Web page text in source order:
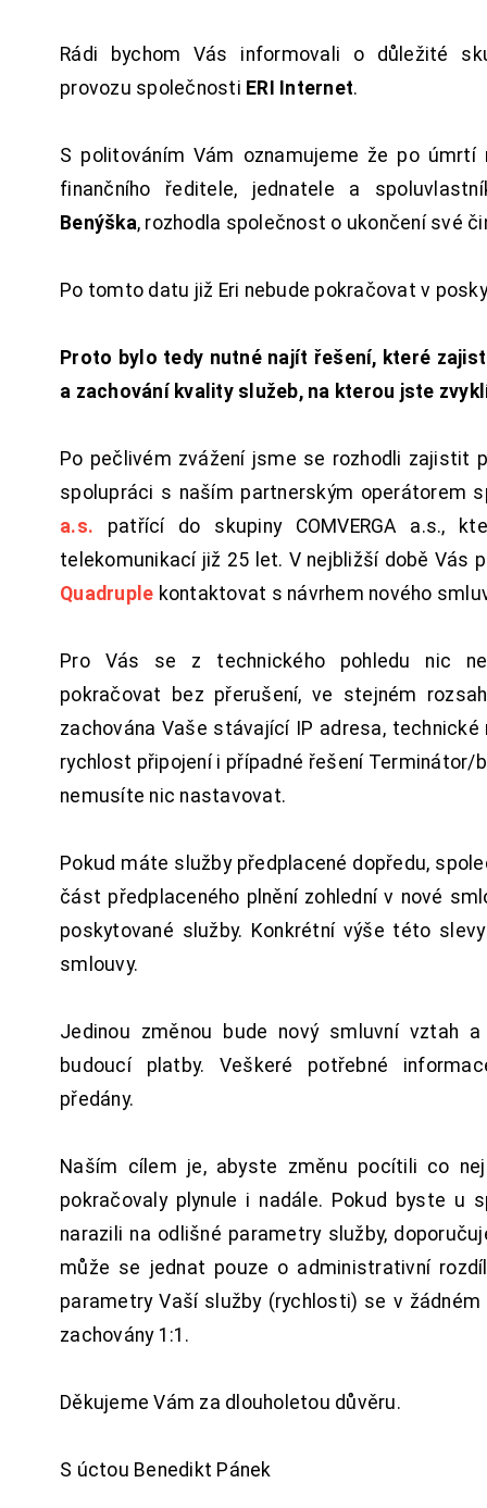
Rádi bychom Vás informovali o důležité
provozu společnosti ERI Internet.
S politováním Vám oznamujeme že po úmrtí
finančního ředitele, jednatele a
Benýška, rozhodla společnost o ukončení své
Po tomto datu již Eri nebude pokračovat v
Proto bylo tedy nutné najít řešení, které
a zachování kvality služeb, na kterou jste
Po pečlivém zvážení jsme se rozhodli zajistit
spolupráci s naším partnerským operátorem
a.s. patřící do skupiny COMVERGA a.s.,
telekomunikací již 25 let. V nejbližší době Vás
Quadruple kontaktovat s návrhem nového
Pro Vás se z technického pohledu nic
pokračovat bez přerušení, ve stejném
zachována Vaše stávající IP adresa, technické
rychlost připojení i případné řešení Terminátor/
nemusíte nic nastavovat.
Pokud máte služby předplacené dopředu,
část předplaceného plnění zohlední v nové
poskytované služby. Konkrétní výše této
smlouvy.
Jedinou změnou bude nový smluvní vztah
budoucí platby. Veškeré potřebné
předány.
Naším cílem je, abyste změnu pocítili co
pokračovaly plynule i nadále. Pokud byste u
narazili na odlišné parametry služby,
může se jednat pouze o administrativní
parametry Vaší služby (rychlosti) se v
zachovány 1:1.
Děkujeme Vám za dlouholetou důvěru.
S úctou Benedikt Pánek